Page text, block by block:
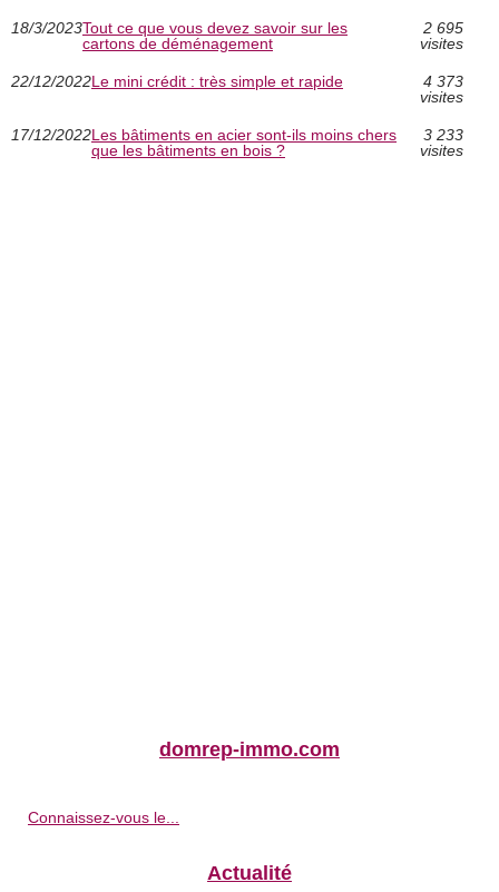
18/3/2023Tout ce que vous devez savoir sur les
cartons de déménagement
2 695
visites
22/12/2022Le mini crédit : très simple et rapide
4 373
visites
17/12/2022Les bâtiments en acier sont-ils moins chers
que les bâtiments en bois ?
3 233
visites
domrep-immo.com
Connaissez-vous le...
Actualité